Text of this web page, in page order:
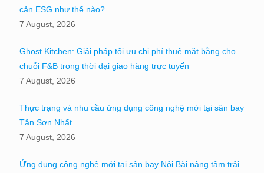
cản ESG như thế nào?
7 August, 2026
Ghost Kitchen: Giải pháp tối ưu chi phí thuê mặt bằng cho
chuỗi F&B trong thời đại giao hàng trực tuyến
7 August, 2026
Thực trạng và nhu cầu ứng dụng công nghệ mới tại sân bay
Tân Sơn Nhất
7 August, 2026
Ứng dụng công nghệ mới tại sân bay Nội Bài nâng tầm trải